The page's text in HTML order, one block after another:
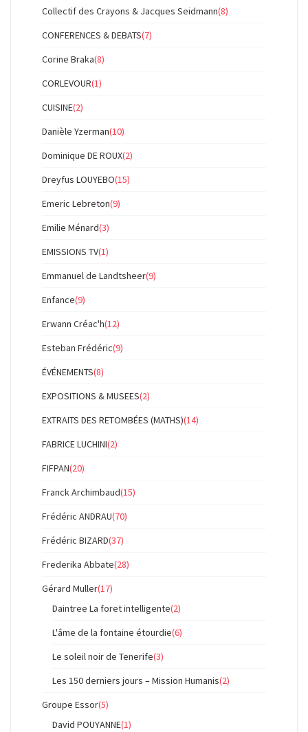
Collectif des Crayons & Jacques Seidmann(8)
CONFERENCES & DEBATS(7)
Corine Braka(8)
CORLEVOUR(1)
CUISINE(2)
Danièle Yzerman(10)
Dominique DE ROUX(2)
Dreyfus LOUYEBO(15)
Emeric Lebreton(9)
Emilie Ménard(3)
EMISSIONS TV(1)
Emmanuel de Landtsheer(9)
Enfance(9)
Erwann Créac'h(12)
Esteban Frédéric(9)
ÉVÉNEMENTS(8)
EXPOSITIONS & MUSEES(2)
EXTRAITS DES RETOMBÉES (MATHS)(14)
FABRICE LUCHINI(2)
FIFPAN(20)
Franck Archimbaud(15)
Frédéric ANDRAU(70)
Frédéric BIZARD(37)
Frederika Abbate(28)
Gérard Muller(17)
Daintree La foret intelligente(2)
L'âme de la fontaine étourdie(6)
Le soleil noir de Tenerife(3)
Les 150 derniers jours – Mission Humanis(2)
Groupe Essor(5)
David POUYANNE(1)